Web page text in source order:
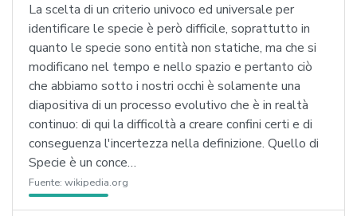
La scelta di un criterio univoco ed universale per
identificare le specie è però difficile, soprattutto in
quanto le specie sono entità non statiche, ma che si
modificano nel tempo e nello spazio e pertanto ciò
che abbiamo sotto i nostri occhi è solamente una
diapositiva di un processo evolutivo che è in realtà
continuo: di qui la difficoltà a creare confini certi e di
conseguenza l'incertezza nella definizione. Quello di
Specie è un conce…
Fuente: wikipedia.org